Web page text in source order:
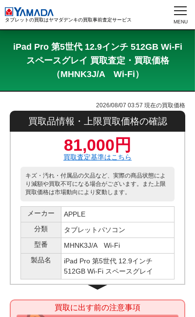
タブレットの買取はヤマダデンキの買取事前査定サービス
iPad Pro 第5世代 12.9インチ 512GB Wi-Fi
スペースグレイ 買取査定・買取価格
（MHNK3J/A Wi-Fi）
2026/08/07 03:57 現在の買取価格
買取品情報・上限買取価格の確認
81,000円
買取査定基準はこちら
キズ・汚れ・付属品の欠品など、実際の商品状態によ
り減額や買取不可になる場合がございます。また上限
買取価格は市場動向により変動します。
メーカー
APPLE
分類
タブレットパソコン
型番
MHNK3J/A Wi-Fi
製品名
iPad Pro 第5世代 12.9インチ
512GB Wi-Fi スペースグレイ
買取に出す前の注意事項